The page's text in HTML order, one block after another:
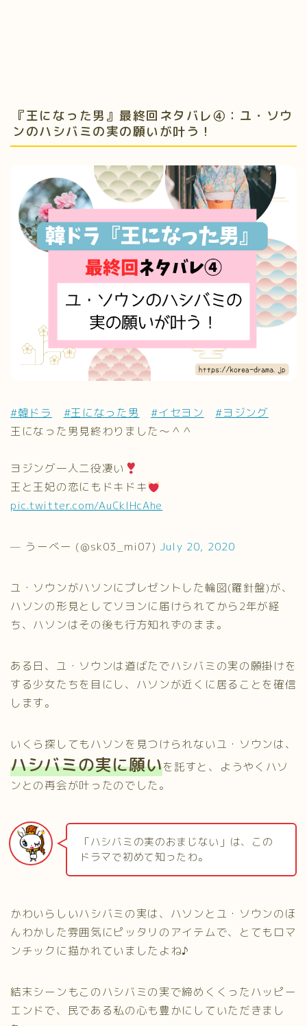
『王になった男』最終回ネタバレ④：ユ・ソウ
ンのハシバミの実の願いが叶う！
#韓ドラ #王になった男 #イセヨン
#ヨジング
王になった男見終わりました〜＾＾
ヨジング一人二役凄い
王と王妃の恋にもドキドキ
pic.twitter.com/AuCkIHcAhe
— うーべー (@sk03_mi07) July 20, 2020
ユ・ソウンがハソンにプレゼントした輪図(羅針盤)が、
ハソンの形見としてソヨンに届けられてから2年が経
ち、ハソンはその後も行方知れずのまま。
ある日、ユ・ソウンは道ばたでハシバミの実の願掛けを
する少女たちを目にし、ハソンが近くに居ることを確信
します。
いくら探してもハソンを見つけられないユ・ソウンは、
ハシバミの実に願いを託すと、ようやくハソ
ンとの再会が叶ったのでした。
「ハシバミの実のおまじない」は、この
ドラマで初めて知ったわ。
かわいらしいハシバミの実は、ハソンとユ・ソウンのほ
んわかした雰囲気にピッタリのアイテムで、とてもロマ
ンチックに描かれていましたよね♪
結末シーンもこのハシバミの実で締めくくったハッピー
エンドで、民である私の心も豊かにしていただきまし